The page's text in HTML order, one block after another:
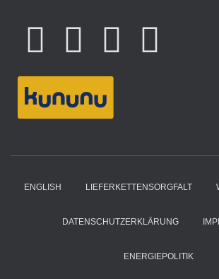
ENGLISH LIEFERKETTENSORGFALT
DATENSCHUTZERKLÄRUNG
ENERGIEPOLITIK